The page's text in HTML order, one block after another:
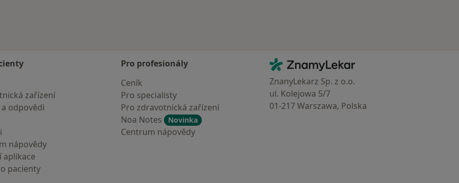
zařízení
odpovědi
nápovědy
aplikace
pacienty
Pro profesionály
Ceník
Pro specialisty
Pro zdravotnická zařízení
Noa Notes
Novinka
Centrum nápovědy
Kontakt
ZnamyLekar - Hlavní stránka
ZnanyLekarz Sp. z o.o.
ul. Kolejowa 5/7
01-217 Warszawa, Polska